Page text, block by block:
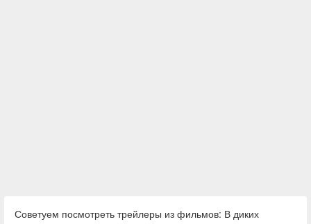
Советуем посмотреть трейлеры из фильмов: В диких